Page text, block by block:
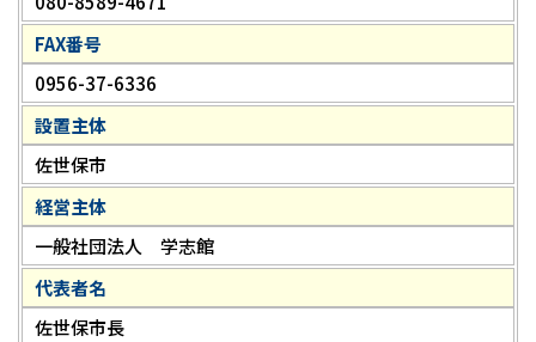
FAX番号
0956-37-6336
設置主体
佐世保市
経営主体
一般社団法人 学志館
代表者名
佐世保市長